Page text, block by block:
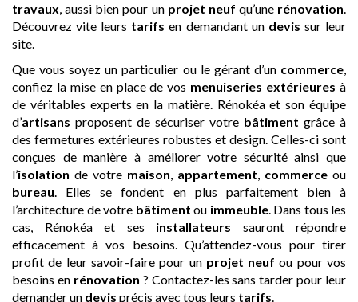
travaux, aussi bien pour un projet neuf qu’une rénovation.
Découvrez vite leurs tarifs en demandant un devis sur leur
site.
Que vous soyez un particulier ou le gérant d’un commerce,
confiez la mise en place de vos menuiseries extérieures à
de véritables experts en la matière. Rénokéa et son équipe
d’artisans proposent de sécuriser votre bâtiment grâce à
des fermetures extérieures robustes et design. Celles-ci sont
conçues de manière à améliorer votre sécurité ainsi que
l’isolation de votre maison, appartement, commerce ou
bureau. Elles se fondent en plus parfaitement bien à
l’architecture de votre bâtiment ou immeuble. Dans tous les
cas, Rénokéa et ses installateurs sauront répondre
efficacement à vos besoins. Qu’attendez-vous pour tirer
profit de leur savoir-faire pour un projet neuf ou pour vos
besoins en rénovation ? Contactez-les sans tarder pour leur
demander un devis précis avec tous leurs tarifs.